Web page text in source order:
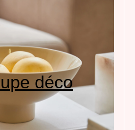
déco